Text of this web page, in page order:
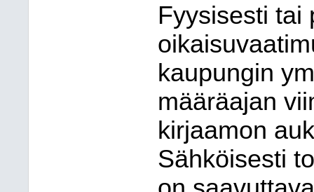
Fyysisesti tai
kaupungin
määräajan
kirjaamon
Sähköisesti